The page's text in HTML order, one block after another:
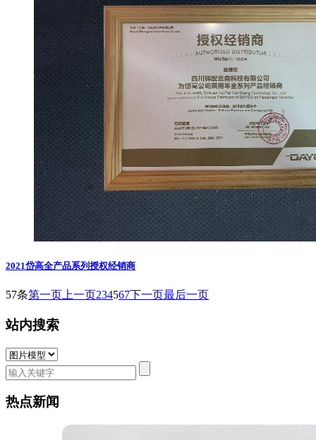
2021岱高全产品系列授权经销商
57条第一页 上一页234567下一页最后一页
站内搜索
热点新闻